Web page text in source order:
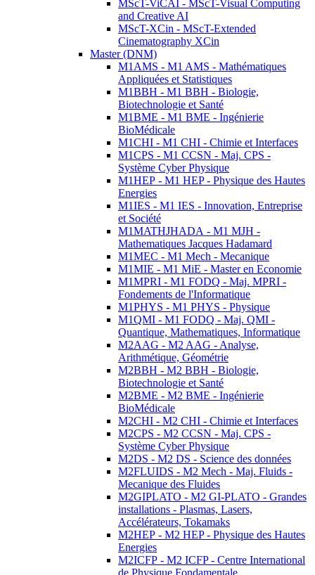
MScT-ViCAI - MScT-Visual Computing
and Creative AI
MScT-XCin - MScT-Extended
Cinematography XCin
Master (DNM)
M1AMS - M1 AMS - Mathématiques
Appliquées et Statistiques
M1BBH - M1 BBH - Biologie,
Biotechnologie et Santé
M1BME - M1 BME - Ingénierie
BioMédicale
M1CHI - M1 CHI - Chimie et Interfaces
M1CPS - M1 CCSN - Maj. CPS -
Système Cyber Physique
M1HEP - M1 HEP - Physique des Hautes
Energies
M1IES - M1 IES - Innovation, Entreprise
et Société
M1MATHJHADA - M1 MJH -
Mathematiques Jacques Hadamard
M1MEC - M1 Mech - Mecanique
M1MIE - M1 MiE - Master en Economie
M1MPRI - M1 FODQ - Maj. MPRI -
Fondements de l'Informatique
M1PHYS - M1 PHYS - Physique
M1QMI - M1 FODQ - Maj. QMI -
Quantique, Mathematiques, Informatique
M2AAG - M2 AAG - Analyse,
Arithmétique, Géométrie
M2BBH - M2 BBH - Biologie,
Biotechnologie et Santé
M2BME - M2 BME - Ingénierie
BioMédicale
M2CHI - M2 CHI - Chimie et Interfaces
M2CPS - M2 CCSN - Maj. CPS -
Système Cyber Physique
M2DS - M2 DS - Science des données
M2FLUIDS - M2 Mech - Maj. Fluids -
Mecanique des Fluides
M2GIPLATO - M2 GI-PLATO - Grandes
installations - Plasmas, Lasers,
Accélérateurs, Tokamaks
M2HEP - M2 HEP - Physique des Hautes
Energies
M2ICFP - M2 ICFP - Centre International
de Physique Fondamentale